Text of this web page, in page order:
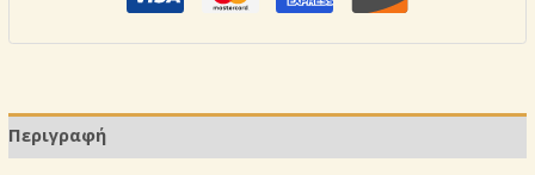
Περιγραφή